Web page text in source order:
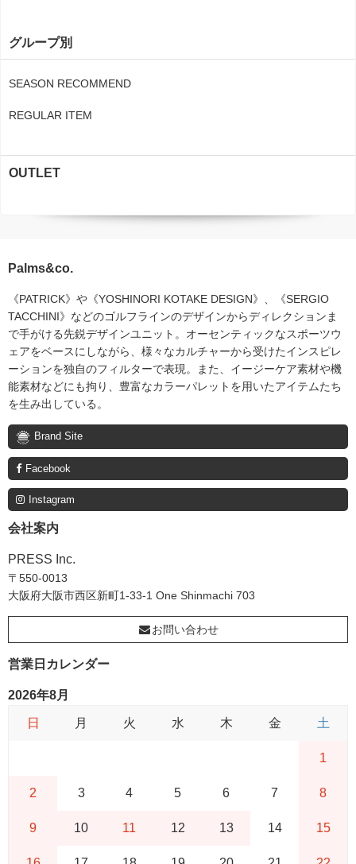
グループ別
SEASON RECOMMEND
REGULAR ITEM
OUTLET
Palms&co.
《PATRICK》や《YOSHINORI KOTAKE DESIGN》、《SERGIO
TACCHINI》などのゴルフラインのデザインからディレクションま
で手がける先鋭デザインユニット。オーセンティックなスポーツウ
ェアをベースにしながら、様々なカルチャーから受けたインスピレ
ーションを独自のフィルターで表現。また、イージーケア素材や機
能素材などにも拘り、豊富なカラーパレットを用いたアイテムたち
を生み出している。
Brand Site
Facebook
Instagram
会社案内
PRESS Inc.
〒550-0013
大阪府大阪市西区新町1-33-1 One Shinmachi 703
お問い合わせ
営業日カレンダー
2026年8月
日 月 火 水 木 金 土
1
2 3 4 5 6 7 8
9 10 11 12 13 14 15